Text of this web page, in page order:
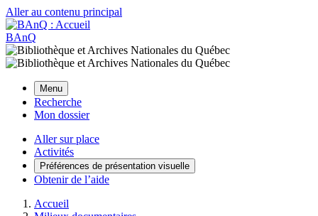
Aller au contenu principal
BAnQ
Menu
Recherche
Mon dossier
Aller sur place
Activités
Préférences de présentation visuelle
Obtenir de l’aide
Accueil